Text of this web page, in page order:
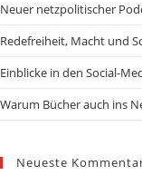
Neuer netzpolitischer
Redefreiheit, Macht und
Einblicke in den Social-
Warum Bücher auch ins
Neueste